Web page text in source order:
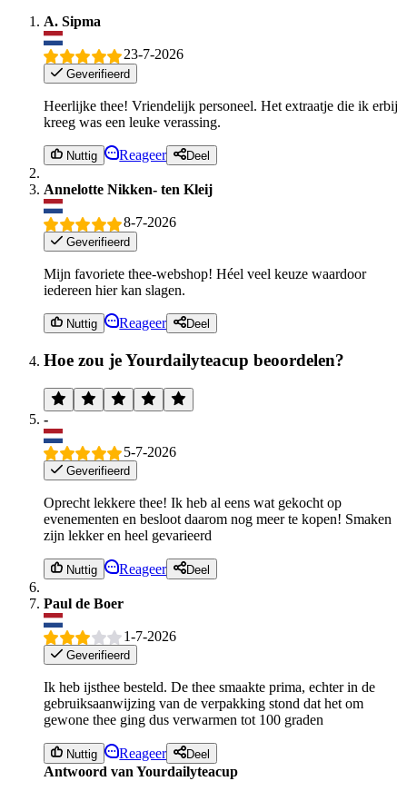
A. Sipma
23-7-2026
Geverifieerd
Heerlijke thee! Vriendelijk personeel. Het extraatje die ik erbij
kreeg was een leuke verassing.
Nuttig Reageer Deel
Annelotte Nikken- ten Kleij
8-7-2026
Geverifieerd
Mijn favoriete thee-webshop! Héel veel keuze waardoor
iedereen hier kan slagen.
Nuttig Reageer Deel
Hoe zou je Yourdailyteacup beoordelen?
-
5-7-2026
Geverifieerd
Oprecht lekkere thee! Ik heb al eens wat gekocht op
evenementen en besloot daarom nog meer te kopen! Smaken
zijn lekker en heel gevarieerd
Nuttig Reageer Deel
Paul de Boer
1-7-2026
Geverifieerd
Ik heb ijsthee besteld. De thee smaakte prima, echter in de
gebruiksaanwijzing van de verpakking stond dat het om
gewone thee ging dus verwarmen tot 100 graden
Nuttig Reageer Deel
Antwoord van Yourdailyteacup